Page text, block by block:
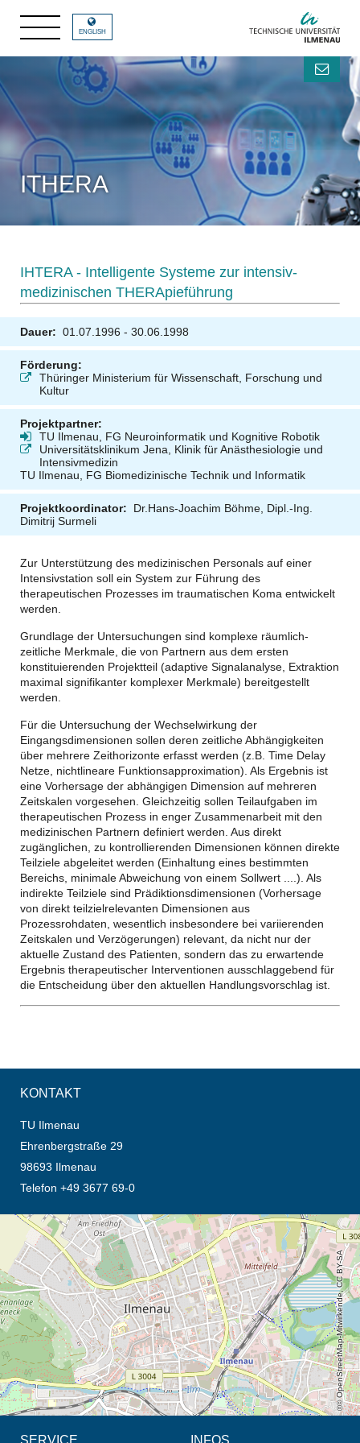
ENGLISH
ITHERA
IHTERA - Intelligente Systeme zur intensiv-
medizinischen THERApieführung
Dauer: 01.07.1996 - 30.06.1998
Förderung:
Thüringer Ministerium für Wissenschaft, Forschung und
Kultur
Projektpartner:
TU Ilmenau, FG Neuroinformatik und Kognitive Robotik
Universitätsklinikum Jena, Klinik für Anästhesiologie und
Intensivmedizin
TU Ilmenau, FG Biomedizinische Technik und Informatik
Projektkoordinator: Dr.Hans-Joachim Böhme, Dipl.-Ing.
Dimitrij Surmeli
Zur Unterstützung des medizinischen Personals auf einer
Intensivstation soll ein System zur Führung des
therapeutischen Prozesses im traumatischen Koma entwickelt
werden.
Grundlage der Untersuchungen sind komplexe räumlich-
zeitliche Merkmale, die von Partnern aus dem ersten
konstituierenden Projektteil (adaptive Signalanalyse, Extraktion
maximal signifikanter komplexer Merkmale) bereitgestellt
werden.
Für die Untersuchung der Wechselwirkung der
Eingangsdimensionen sollen deren zeitliche Abhängigkeiten
über mehrere Zeithorizonte erfasst werden (z.B. Time Delay
Netze, nichtlineare Funktionsapproximation). Als Ergebnis ist
eine Vorhersage der abhängigen Dimension auf mehreren
Zeitskalen vorgesehen. Gleichzeitig sollen Teilaufgaben im
therapeutischen Prozess in enger Zusammenarbeit mit den
medizinischen Partnern definiert werden. Aus direkt
zugänglichen, zu kontrollierenden Dimensionen können direkte
Teilziele abgeleitet werden (Einhaltung eines bestimmten
Bereichs, minimale Abweichung von einem Sollwert ....). Als
indirekte Teilziele sind Prädiktionsdimensionen (Vorhersage
von direkt teilzielrelevanten Dimensionen aus
Prozessrohdaten, wesentlich insbesondere bei variierenden
Zeitskalen und Verzögerungen) relevant, da nicht nur der
aktuelle Zustand des Patienten, sondern das zu erwartende
Ergebnis therapeutischer Interventionen ausschlaggebend für
die Entscheidung über den aktuellen Handlungsvorschlag ist.
KONTAKT
TU Ilmenau
Ehrenbergstraße 29
98693 Ilmenau
Telefon +49 3677 69-0
Öffnet die Anfahrtsbeschreibung in neuem Tab (Karte)
© OpenStreetMap-Mitwirkende, CC BY-SA
SERVICE INFOS